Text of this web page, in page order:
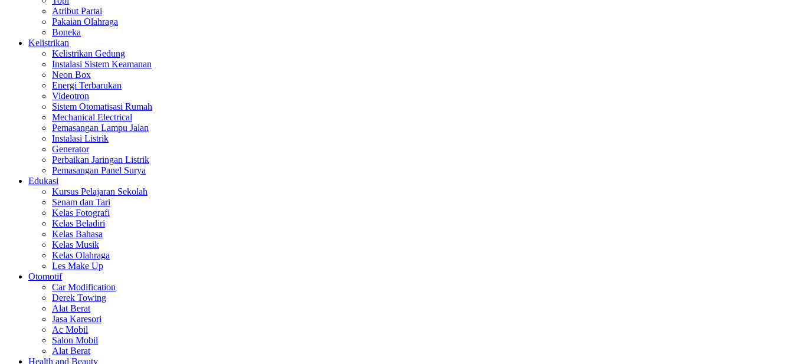
Atribut Partai
Pakaian Olahraga
Boneka
Kelistrikan
Kelistrikan Gedung
Instalasi Sistem Keamanan
Neon Box
Energi Terbarukan
Videotron
Sistem Otomatisasi Rumah
Mechanical Electrical
Pemasangan Lampu Jalan
Instalasi Listrik
Generator
Perbaikan Jaringan Listrik
Pemasangan Panel Surya
Edukasi
Kursus Pelajaran Sekolah
Senam dan Tari
Kelas Fotografi
Kelas Beladiri
Kelas Bahasa
Kelas Musik
Kelas Olahraga
Les Make Up
Otomotif
Car Modification
Derek Towing
Alat Berat
Jasa Karesori
Ac Mobil
Salon Mobil
Alat Berat
Health and Beauty